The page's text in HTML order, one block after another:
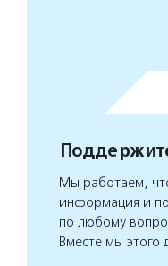
Мы работаем,
информация и
по любому
Вместе мы этого